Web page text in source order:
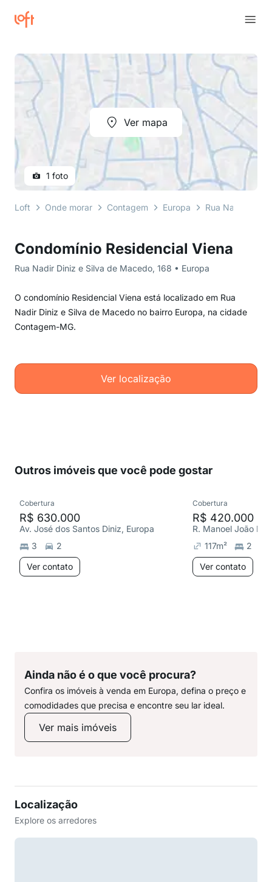
Condomínio Residencial Viena
Rua Nadir Diniz e Silva de Macedo, 168 • Europa
O condomínio Residencial Viena está localizado em Rua
Nadir Diniz e Silva de Macedo no bairro Europa, na cidade
Contagem-MG.
Ver localização
Ver mapa
1 foto
Loft Onde morar Contagem Europa Rua Nadir Diniz
Outros imóveis que você pode gostar
Cobertura
R$ 630.000
Av. José dos Santos Diniz, Europa
3
2
Ver contato
Cobertura
R$ 420.000
117m² 2
Ver contato
Ainda não é o que você procura?
Confira os imóveis à venda em Europa, defina o preço e
comodidades que precisa e encontre seu lar ideal.
Ver mais imóveis
Localização
Explore os arredores